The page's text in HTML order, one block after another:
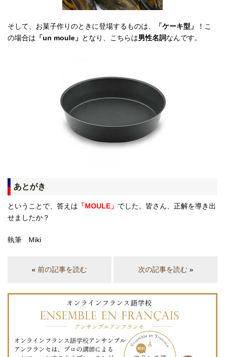
そして、お菓子作りのときに登場するものは、 「ケーキ型」
！こ
の場合は 「un moule」 となり、こちらは男性名詞なんです。
あとがき
ということで、答えは 「MOULE」 でした。皆さん、正解を導き出
せましたか？
執筆 Miki
«前の記事を読む 次の記事を読む»